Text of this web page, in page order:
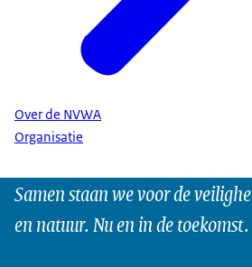
Over de NVWA
Organisatie
Samen staan we voor de
en natuur. Nu en in de toekomst.